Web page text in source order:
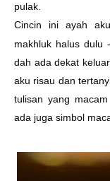
pulak.
Cincin ini ayah
makhluk halus dulu
dah ada dekat
aku risau dan
tulisan yang
ada juga simbol